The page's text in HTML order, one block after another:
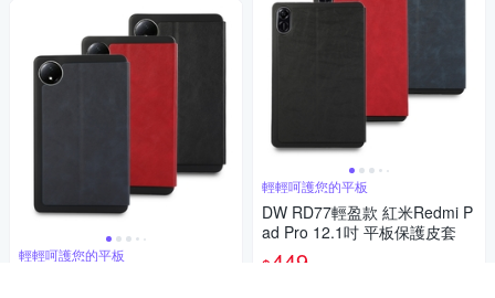
輕輕呵護您的平板
輕輕呵護您的平板
DW RD77輕盈款 紅米Redmi P
ad Pro 12.1吋 平板保護皮套
$ 449